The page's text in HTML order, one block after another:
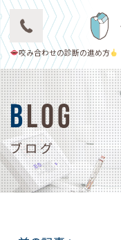
咬み合わせの診断の進め方
BLOG
ブログ